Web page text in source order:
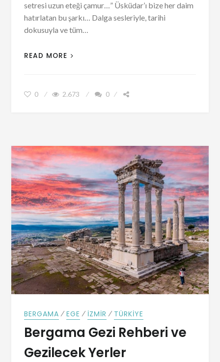
setresi uzun eteği çamur…” Üsküdar’ı bize her daim
hatırlatan bu şarkı… Dalga sesleriyle, tarihi
dokusuyla ve tüm…
READ MORE
0 2.673 0
BERGAMA ⁄ EGE ⁄ İZMIR ⁄ TÜRKIYE
Bergama Gezi Rehberi ve
Gezilecek Yerler